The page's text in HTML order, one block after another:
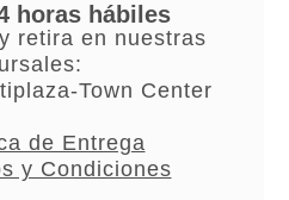
horas hábiles
retira en nuestras
Town Center
de Entrega
y Condiciones